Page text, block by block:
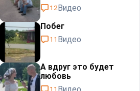
12Видео
Побег
11 Видео
А вдруг это будет
любовь⁠⁠
11